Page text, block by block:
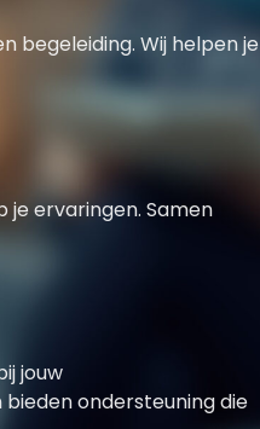
begeleiding. Wij helpen je
ervaringen. Samen
jouw
ondersteuning die